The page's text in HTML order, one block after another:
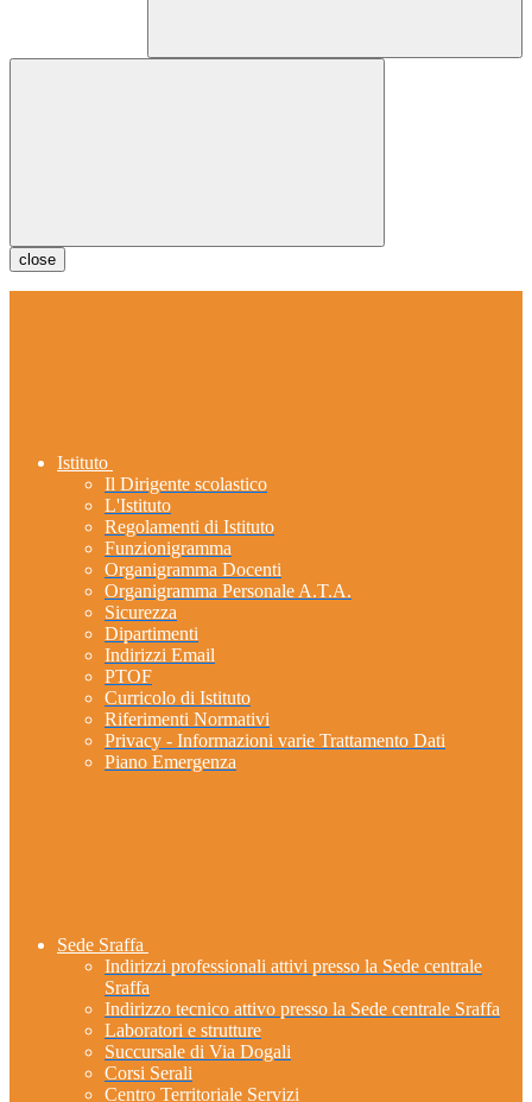
close
Istituto
Il Dirigente scolastico
L'Istituto
Regolamenti di Istituto
Funzionigramma
Organigramma Docenti
Organigramma Personale A.T.A.
Sicurezza
Dipartimenti
Indirizzi Email
PTOF
Curricolo di Istituto
Riferimenti Normativi
Privacy - Informazioni varie Trattamento Dati
Piano Emergenza
Sede Sraffa
Indirizzi professionali attivi presso la Sede centrale
Sraffa
Indirizzo tecnico attivo presso la Sede centrale Sraffa
Laboratori e strutture
Succursale di Via Dogali
Corsi Serali
Centro Territoriale Servizi